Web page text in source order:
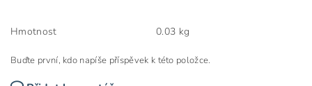
Hmotnost 0.03 kg
Buďte první, kdo napíše příspěvek k této položce.